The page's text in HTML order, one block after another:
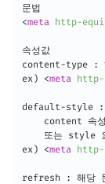
<meta http-
속성값
content-type :
ex) <meta http-
default-style : 우
ex) <meta http-
refresh : 해당